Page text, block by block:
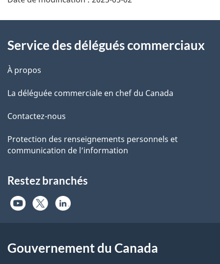
Additional
Information
Service des délégués commerciaux
À propos
La déléguée commerciale en chef du Canada
Contactez-nous
Protection des renseignements personnels et
communication de l’information
Restez branchés
Gouvernement du Canada